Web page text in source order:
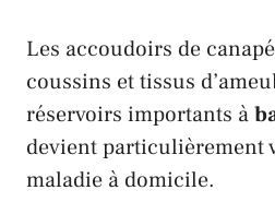
Les accoudoirs de
coussins et tissus
réservoirs importants à
devient particulièrement
maladie à domicile.